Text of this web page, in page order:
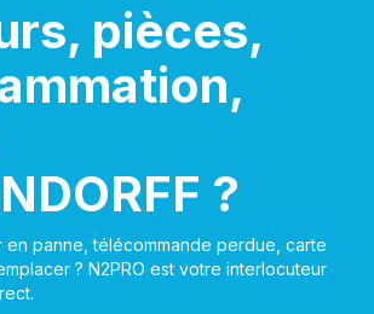
pièces,
?
en panne, télécommande perdue, carte
? N2PRO est votre interlocuteur